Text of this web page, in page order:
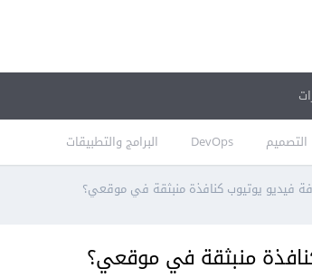
التصميم DevOps البرامج والتطبيقات
فيديو يوتيوب كنافذة منبثقة في موقعي؟
منبثقة في موقعي؟